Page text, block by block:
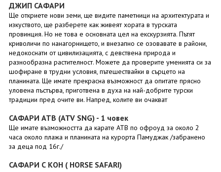
ДЖИП САФАРИ
Ще откриете нови земи, ще видите паметници на архитектурата и
изкуството, ще разберете как живеят хората в турската
провинция. Но не това е основната цел на екскурзията. Пътят
криволичи по нанагорнището, и внезапно се озовавате в райони,
недокоснати от цивилизацията, с девствена природа и
разнообразна растителност. Можете да проверите уменията си за
шофиране в трудни условия, пътешествайки в сърцето на
планината. Ще имате прекрасна възможност да опитате прясно
уловена пъстърва, приготвена в духа на най-добрите турски
традиции пред очите ви. Напред, колите ви очакват
САФАРИ АТВ (ATV SNG) - 1 човек
Ще имате възможността да карате АТВ по офроуд за около 2
часа около плажа и планината на курорта Памуджак /забранено
за деца под 16г./
САФАРИ С КОН ( HORSE SAFARI)